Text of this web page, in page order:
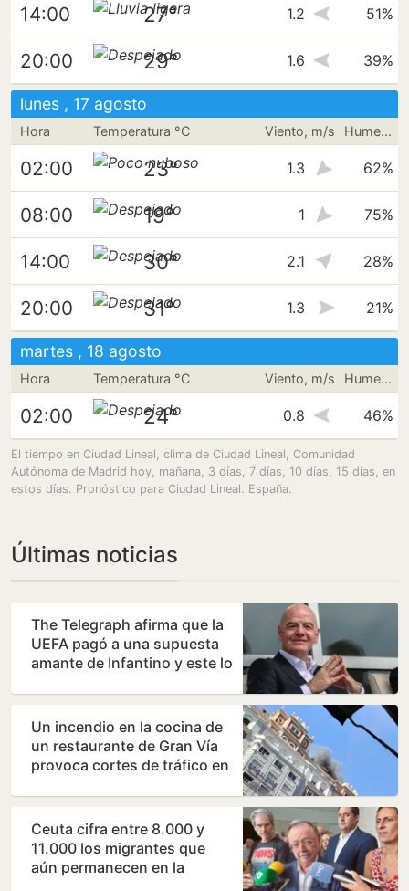
14:00 27° 1.2 51%
20:00 29° 1.6 39%
lunes , 17 agosto
Hora Temperatura °C Viento, m/s Humedad
02:00 23° 1.3 62%
08:00 19° 1 75%
14:00 30° 2.1 28%
20:00 31° 1.3 21%
martes , 18 agosto
Hora Temperatura °C Viento, m/s Humedad
02:00 24° 0.8 46%
El tiempo en Ciudad Lineal, clima de Ciudad Lineal, Comunidad
Autónoma de Madrid hoy, mañana, 3 días, 7 días, 10 días, 15 días, en
estos días. Pronóstico para Ciudad Lineal. España.
Últimas noticias
The Telegraph afirma que la
UEFA pagó a una supuesta
amante de Infantino y este lo
Un incendio en la cocina de
un restaurante de Gran Vía
provoca cortes de tráfico en
Ceuta cifra entre 8.000 y
11.000 los migrantes que
aún permanecen en la